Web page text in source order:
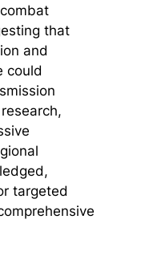
that
and
could
targeted